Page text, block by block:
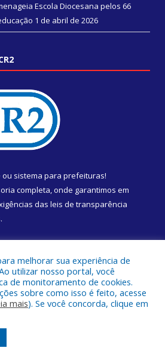
Escola Diocesana pelos 66
1 de abril de 2026
ou sistema para prefeituras!
completa, onde garantimos em
das leis de transparência
a Câmara Municipal de Almeirim.
Área Administrativa
melhorar sua experiência de
utilizar nosso portal, você
de monitoramento de cookies.
sobre como isso é feito, acesse
mais). Se você concorda, clique em